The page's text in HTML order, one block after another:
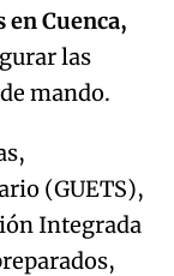
Cuenca,
las
mando.
(GUETS),
Integrada